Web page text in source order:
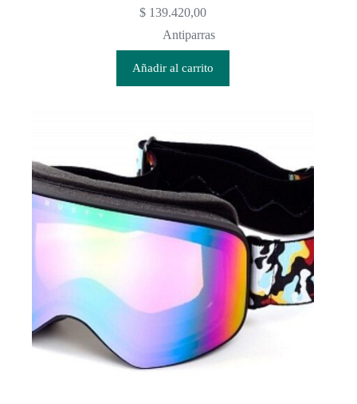
$ 139.420,00
Antiparras
Añadir al carrito